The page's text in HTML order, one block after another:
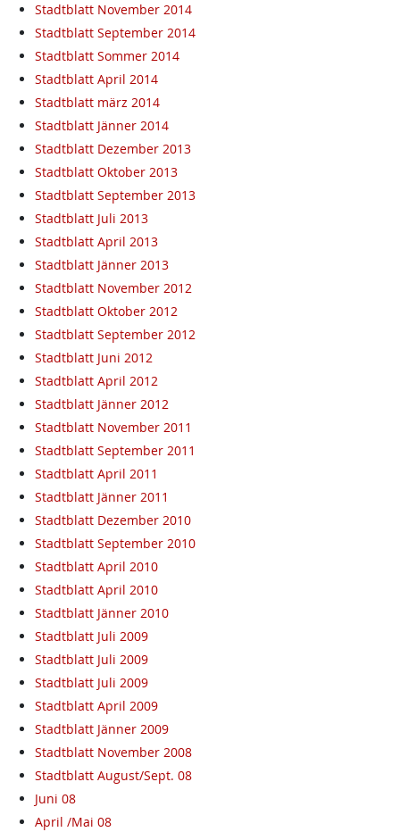
Stadtblatt November 2014
Stadtblatt September 2014
Stadtblatt Sommer 2014
Stadtblatt April 2014
Stadtblatt märz 2014
Stadtblatt Jänner 2014
Stadtblatt Dezember 2013
Stadtblatt Oktober 2013
Stadtblatt September 2013
Stadtblatt Juli 2013
Stadtblatt April 2013
Stadtblatt Jänner 2013
Stadtblatt November 2012
Stadtblatt Oktober 2012
Stadtblatt September 2012
Stadtblatt Juni 2012
Stadtblatt April 2012
Stadtblatt Jänner 2012
Stadtblatt November 2011
Stadtblatt September 2011
Stadtblatt April 2011
Stadtblatt Jänner 2011
Stadtblatt Dezember 2010
Stadtblatt September 2010
Stadtblatt April 2010
Stadtblatt April 2010
Stadtblatt Jänner 2010
Stadtblatt Juli 2009
Stadtblatt Juli 2009
Stadtblatt Juli 2009
Stadtblatt April 2009
Stadtblatt Jänner 2009
Stadtblatt November 2008
Stadtblatt August/Sept. 08
Juni 08
April /Mai 08